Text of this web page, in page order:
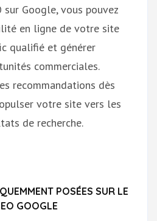
sur Google, vous pouvez
en ligne de votre site
qualifié et générer
commerciales.
recommandations dès
votre site vers les
de recherche.
POSÉES SUR LE
GOOGLE